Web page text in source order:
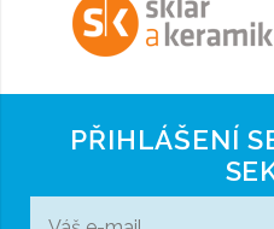
PŘIHLÁŠENÍ